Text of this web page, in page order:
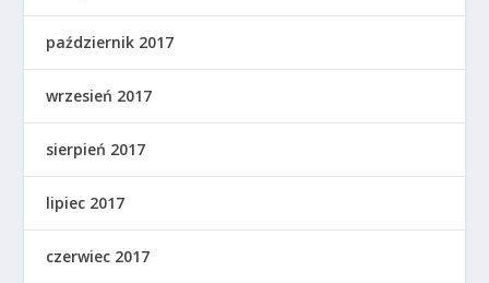
październik 2017
wrzesień 2017
sierpień 2017
lipiec 2017
czerwiec 2017